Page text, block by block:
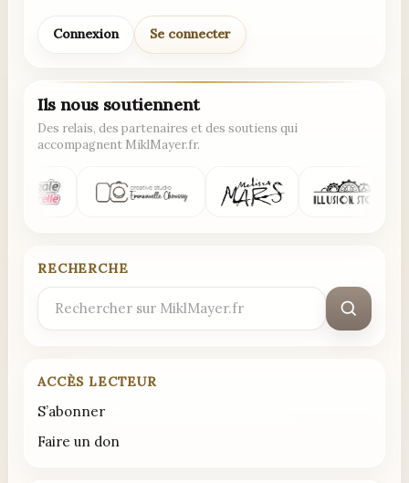
Connexion Se connecter
Ils nous soutiennent
Des relais, des partenaires et des soutiens qui
accompagnent MiklMayer.fr.
RECHERCHE
Rechercher
ACCÈS LECTEUR
S’abonner
Faire un don